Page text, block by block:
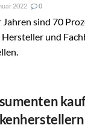
2022 0
Jahren sind 70
Hersteller und